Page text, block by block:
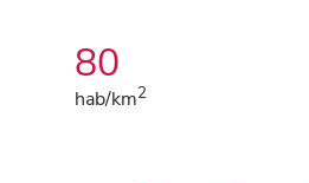
80
hab/km2